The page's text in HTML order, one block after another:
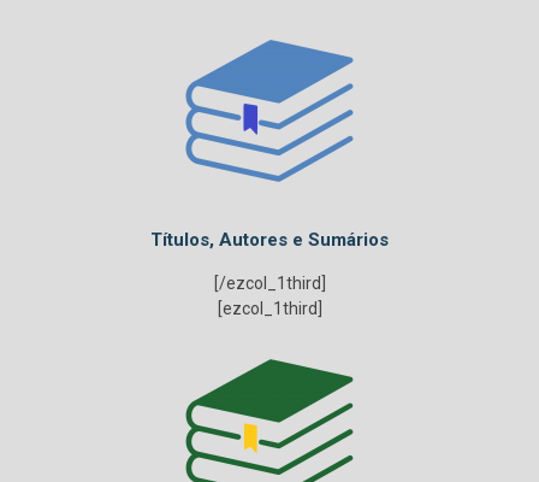
Títulos, Autores e Sumários
[/ezcol_1third]
[ezcol_1third]